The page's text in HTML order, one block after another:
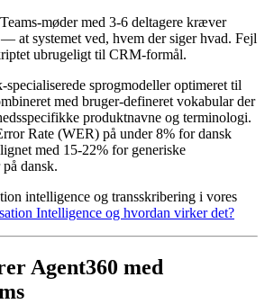
Teams-møder med 3-6 deltagere kræver
at systemet ved, hvem der siger hvad. Fejl
ubrugeligt til CRM-formål.
specialiserede sprogmodeller optimeret til
med bruger-defineret vokabular der
produktnavne og terminologi.
Rate (WER) på under 8% for dansk
med 15-22% for generiske
dansk.
intelligence og transskribering i vores
Intelligence og hvordan virker det?
Agent360 med